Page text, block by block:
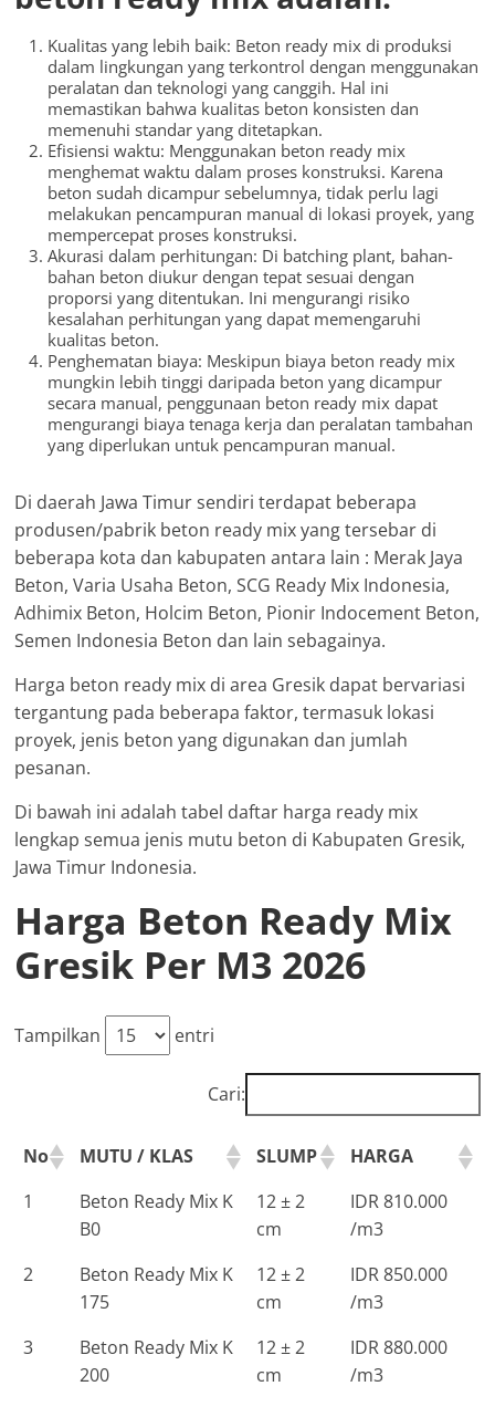
Kualitas yang lebih baik: Beton ready mix di produksi
dalam lingkungan yang terkontrol dengan menggunakan
peralatan dan teknologi yang canggih. Hal ini
memastikan bahwa kualitas beton konsisten dan
memenuhi standar yang ditetapkan.
Efisiensi waktu: Menggunakan beton ready mix
menghemat waktu dalam proses konstruksi. Karena
beton sudah dicampur sebelumnya, tidak perlu lagi
melakukan pencampuran manual di lokasi proyek, yang
mempercepat proses konstruksi.
Akurasi dalam perhitungan: Di batching plant, bahan-
bahan beton diukur dengan tepat sesuai dengan
proporsi yang ditentukan. Ini mengurangi risiko
kesalahan perhitungan yang dapat memengaruhi
kualitas beton.
Penghematan biaya: Meskipun biaya beton ready mix
mungkin lebih tinggi daripada beton yang dicampur
secara manual, penggunaan beton ready mix dapat
mengurangi biaya tenaga kerja dan peralatan tambahan
yang diperlukan untuk pencampuran manual.
Di daerah Jawa Timur sendiri terdapat beberapa
produsen/pabrik beton ready mix yang tersebar di
beberapa kota dan kabupaten antara lain : Merak Jaya
Beton, Varia Usaha Beton, SCG Ready Mix Indonesia,
Adhimix Beton, Holcim Beton, Pionir Indocement Beton,
Semen Indonesia Beton dan lain sebagainya.
Harga beton ready mix di area Gresik dapat bervariasi
tergantung pada beberapa faktor, termasuk lokasi
proyek, jenis beton yang digunakan dan jumlah
pesanan.
Di bawah ini adalah tabel daftar harga ready mix
lengkap semua jenis mutu beton di Kabupaten Gresik,
Jawa Timur Indonesia.
Harga Beton Ready Mix
Gresik Per M3 2026
Tampilkan entri
Cari:
No MUTU / KLAS SLUMP
HARGA
1
Beton Ready Mix K
B0
12 ± 2
cm
IDR 810.000
/m3
2
Beton Ready Mix K
175
12 ± 2
cm
IDR 850.000
/m3
3
Beton Ready Mix K
200
12 ± 2
cm
IDR 880.000
/m3